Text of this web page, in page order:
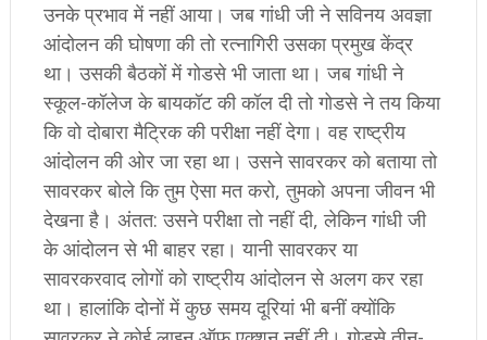
उनके प्रभाव में नहीं आया। जब गांधी जी ने सविनय अवज्ञा
आंदोलन की घोषणा की तो रत्नागिरी उसका प्रमुख केंद्र
था। उसकी बैठकों में गोडसे भी जाता था। जब गांधी ने
स्कूल-कॉलेज के बायकॉट की कॉल दी तो गोडसे ने तय किया
कि वो दोबारा मैट्रिक की परीक्षा नहीं देगा। वह राष्ट्रीय
आंदोलन की ओर जा रहा था। उसने सावरकर को बताया तो
सावरकर बोले कि तुम ऐसा मत करो, तुमको अपना जीवन भी
देखना है। अंतत: उसने परीक्षा तो नहीं दी, लेकिन गांधी जी
के आंदोलन से भी बाहर रहा। यानी सावरकर या
सावरकरवाद लोगों को राष्ट्रीय आंदोलन से अलग कर रहा
था। हालांकि दोनों में कुछ समय दूरियां भी बनीं क्योंकि